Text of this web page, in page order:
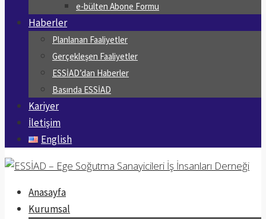
e-bülten Abone Formu
Haberler
Planlanan Faaliyetler
Gerçekleşen Faaliyetler
ESSİAD’dan Haberler
Basında ESSİAD
Kariyer
İletişim
English
Anasayfa
Kurumsal